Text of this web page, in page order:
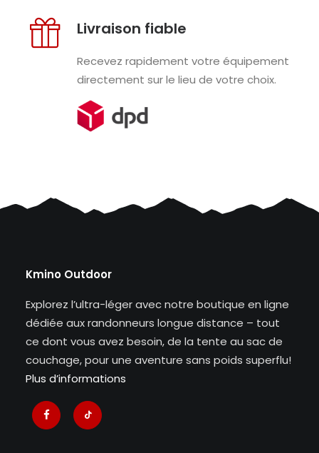
Livraison fiable
Recevez rapidement votre équipement
directement sur le lieu de votre choix.
Kmino Outdoor
Explorez l’ultra-léger avec notre boutique en ligne
dédiée aux randonneurs longue distance – tout
ce dont vous avez besoin, de la tente au sac de
couchage, pour une aventure sans poids superflu!
Plus d’informations